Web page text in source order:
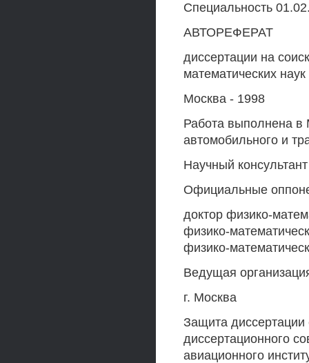
Специальность
АВТОРЕФЕРАТ
диссертации на
математических наук
Москва - 1998
Работа выполнена в
автомобильного и
Научный
Официальные
доктор физико-
физико-
физико-
Ведущая
г. Москва
Защита диссертации
диссертационного
авиационного